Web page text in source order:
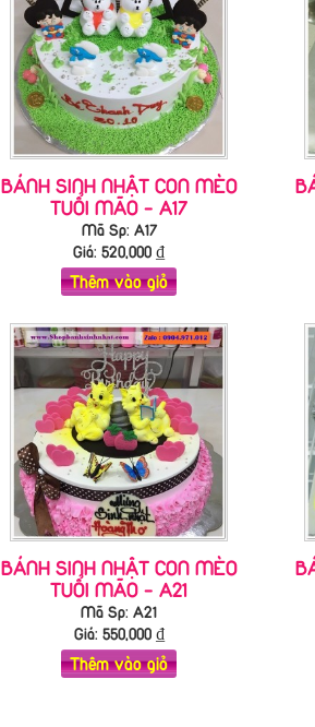
BÁNH SINH NHẬT CON MÈO
TUỔI MÃO - A17
Mã Sp: A17
Giá: 520,000₫
Thêm vào giỏ
BÁNH SINH NHẬT CON MÈO
TUỔI MÃO - A21
Mã Sp: A21
Giá: 550,000₫
Thêm vào giỏ